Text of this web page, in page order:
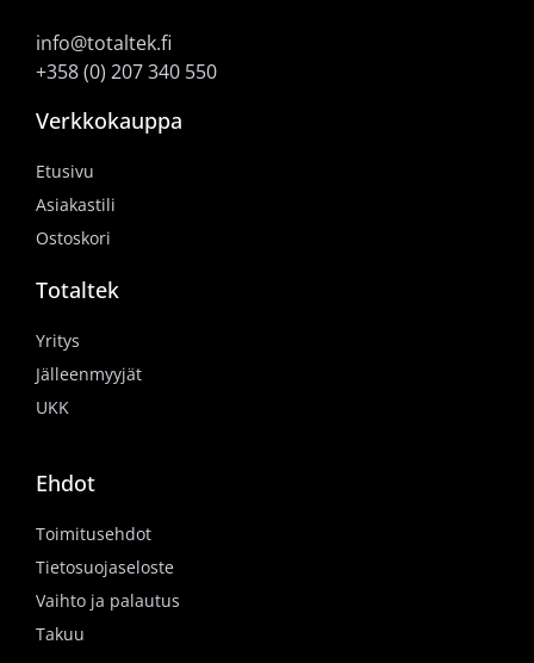
info@totaltek.fi
+358 (0) 207 340 550
Verkkokauppa
Etusivu
Asiakastili
Ostoskori
Totaltek
Yritys
Jälleenmyyjät
UKK
Ehdot
Toimitusehdot
Tietosuojaseloste
Vaihto ja palautus
Takuu